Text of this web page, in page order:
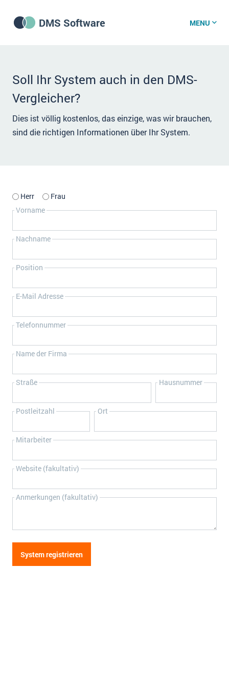
DMS Software
DMS Wissenszentrum
DMS News
Über uns
Impressum
Kontakt
MENU
Soll Ihr System auch in den DMS-
Vergleicher?
Dies ist völlig kostenlos, das einzige, was wir brauchen,
sind die richtigen Informationen über Ihr System.
Herr
Frau
Vorname
Nachname
Position
E-Mail Adresse
Telefonnummer
Name der Firma
Straße Hausnummer
Postleitzahl Ort
Mitarbeiter
Website (fakultativ)
Anmerkungen (fakultativ)
System registrieren